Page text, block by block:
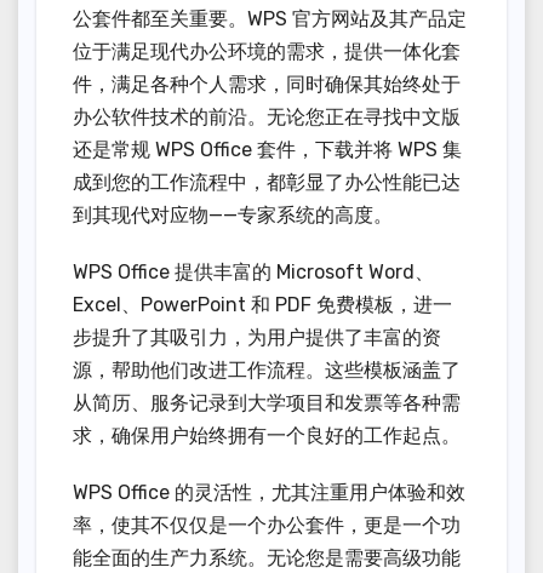
公套件都至关重要。WPS 官方网站及其产品定
位于满足现代办公环境的需求，提供一体化套
件，满足各种个人需求，同时确保其始终处于
办公软件技术的前沿。无论您正在寻找中文版
还是常规 WPS Office 套件，下载并将 WPS 集
成到您的工作流程中，都彰显了办公性能已达
到其现代对应物——专家系统的高度。
WPS Office 提供丰富的 Microsoft Word、
Excel、PowerPoint 和 PDF 免费模板，进一
步提升了其吸引力，为用户提供了丰富的资
源，帮助他们改进工作流程。这些模板涵盖了
从简历、服务记录到大学项目和发票等各种需
求，确保用户始终拥有一个良好的工作起点。
WPS Office 的灵活性，尤其注重用户体验和效
率，使其不仅仅是一个办公套件，更是一个功
能全面的生产力系统。无论您是需要高级功能